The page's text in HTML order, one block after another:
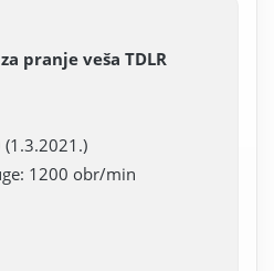
pranje veša TDLR
(1.3.2021.)
1200 obr/min